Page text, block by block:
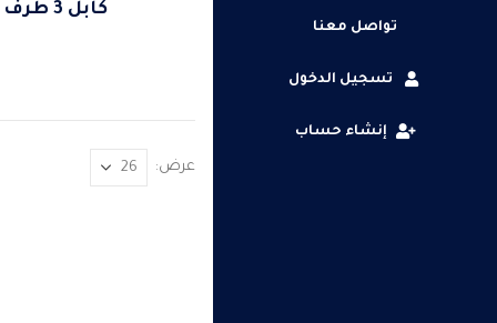
تواصل معنا
تسجيل الدخول
إنشاء حساب
كابل 3 طرف
عرض: